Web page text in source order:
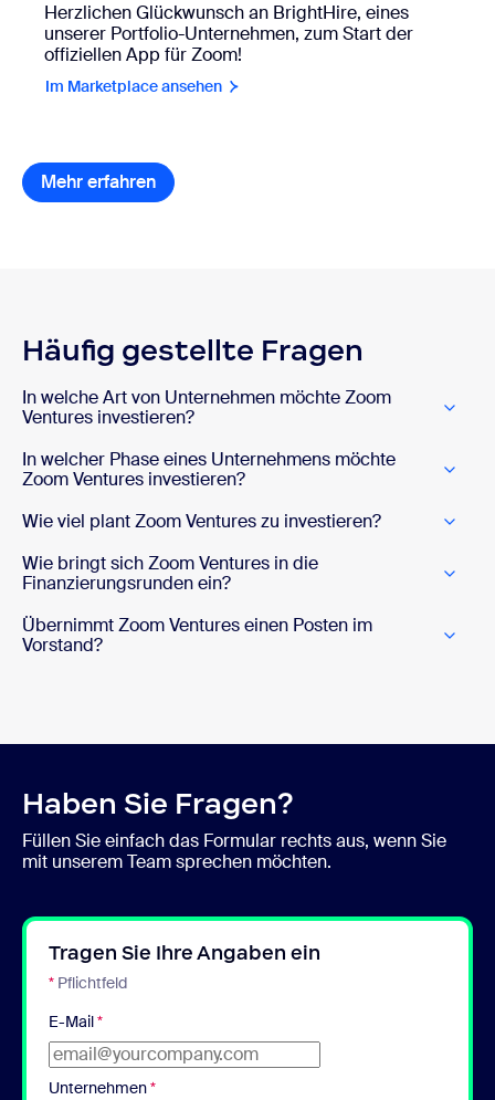
Herzlichen Glückwunsch an BrightHire, eines
unserer Portfolio-Unternehmen, zum Start der
offiziellen App für Zoom!
Im Marketplace ansehen
Mehr erfahren
Häufig gestellte Fragen
In welche Art von Unternehmen möchte Zoom
Ventures investieren?
In welcher Phase eines Unternehmens möchte
Zoom Ventures investieren?
Wie viel plant Zoom Ventures zu investieren?
Wie bringt sich Zoom Ventures in die
Finanzierungsrunden ein?
Übernimmt Zoom Ventures einen Posten im
Vorstand?
Haben Sie Fragen?
Füllen Sie einfach das Formular rechts aus, wenn Sie
mit unserem Team sprechen möchten.
Tragen Sie Ihre Angaben ein
* Pflichtfeld
E-Mail*
Unternehmen*